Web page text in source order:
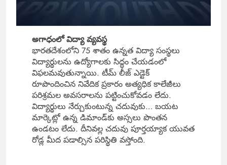
అగాధంలో విద్యా వ్యవస్థ
భారతదేశంలోని 75 శాతం ఉన్నత విద్యా సంస్థలు
విద్యార్థులను ఉద్యోగాలకు సిద్ధం చేయడంలో
విఫలమవుతున్నాయి. టీమ్ లీజ్ ఎడ్టెక్
రూపొందించిన నివేదిక ప్రకారం అత్యధిక కాలేజీలు
పరిశ్రమల అవసరాలను పట్టించుకోవడం లేదు.
విద్యార్థులు నేర్చుకుంటున్న చదువుకు… బయట
మార్కెట్లో ఉన్న డిమాండ్‌కు అస్సలు పొంతన
ఉండటం లేదు. దీనివల్ల చదువు పూర్తయ్యాక యువత
రోడ్ల మీద పడాల్సిన పరిస్థితి వస్తోంది.